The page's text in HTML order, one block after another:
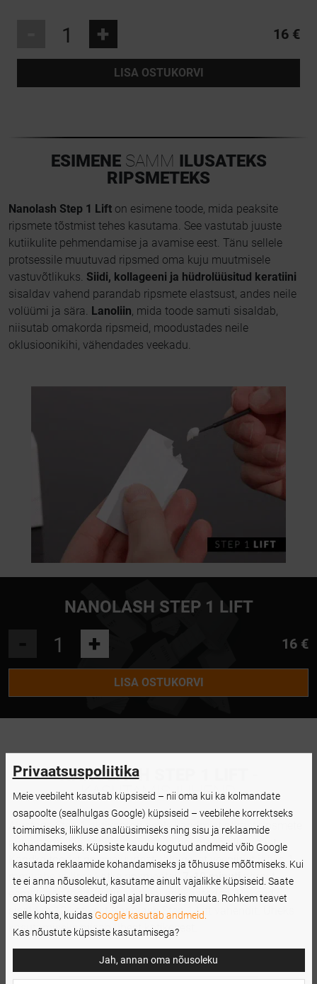
+ 16 €
LISA OSTUKORVI
ESIMENESAMM ILUSATEKS
RIPSMETEKS
Nanolash Step 1 Lift on esimene toode, mida peaksite
ripsmete tõstmist tehes kasutama. See vastutab juuste
kutiikulite pehmendamise ja avamise eest. Tänu sellele
protsessile muutuvad ripsmed oma kuju muutmisele
vastuvõtlikuks. Siidi, kollageeni ja hüdrolüüsitud keratiini
sisaldav vahend parandab ripsmete elastsust, andes neile
volüümi ja sära. Lanoliin, mida toode samuti sisaldab,
niisutab omakorda ripsmeid, moodustades neile
oklusioonikihi, vähendades veekadu.
NANOLASH STEP 1 LIFT
+ 16 €
LISA OSTUKORVI
NANOLASH STEP 1 LIFT
KASUTAMISJUHEND
Alustage Step 1 aktivaarori peale kandmist pärast ripsmete
puhastamist ja sobiva suurusega ripsmeriba liimimist.
Kandke toodet ripsmejuurtest, jälgige, et veepiirist jääks 1
mm vahe ja ärge katke ripsmeotsi. 7-10 minutipärast
eemaldage toode vatipadja või aplikaatoriga. Pakend
sisaldab 10 kotikest Nanolash Step 1 Lift vahendit. Üheks
kasutamiseks piisab ühest kotikesest.
Privaatsuspoliitika
Meie veebileht kasutab küpsiseid – nii oma kui ka kolmandate
osapoolte (sealhulgas Google) küpsiseid – veebilehe korrektseks
toimimiseks, liikluse analüüsimiseks ning sisu ja reklaamide
kohandamiseks. Küpsiste kaudu kogutud andmeid võib Google
kasutada reklaamide kohandamiseks ja tõhususe mõõtmiseks. Kui
te ei anna nõusolekut, kasutame ainult vajalikke küpsiseid. Saate
oma küpsiste seadeid igal ajal brauseris muuta. Rohkem teavet
selle kohta, kuidas Google kasutab andmeid.
Kas nõustute küpsiste kasutamisega?
Jah, annan oma nõusoleku